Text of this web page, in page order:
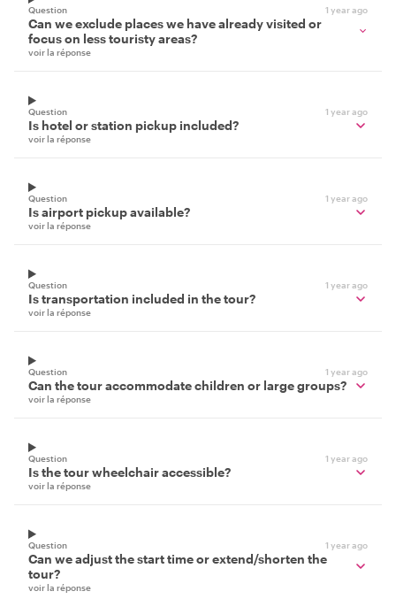
Question 1 year ago
Can we exclude places we have already visited or
focus on less touristy areas?
voir la réponse
Question 1 year ago
Is hotel or station pickup included?
voir la réponse
Question 1 year ago
Is airport pickup available?
voir la réponse
Question 1 year ago
Is transportation included in the tour?
voir la réponse
Question 1 year ago
Can the tour accommodate children or large groups?
voir la réponse
Question 1 year ago
Is the tour wheelchair accessible?
voir la réponse
Question 1 year ago
Can we adjust the start time or extend/shorten the
tour?
voir la réponse